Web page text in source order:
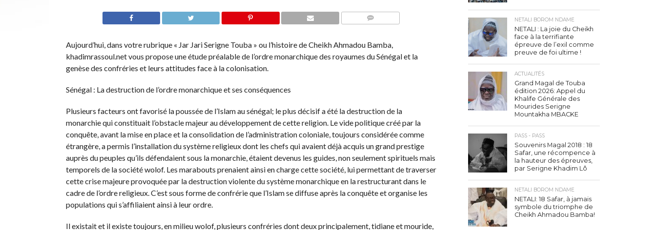
Aujourd’hui, dans votre rubrique « Jar Jari Serigne Touba » ou l’histoire de Cheikh Ahmadou Bamba,
khadimrassoul.net vous propose une étude préalable de l’ordre monarchique des royaumes du Sénégal et la
genèse des confréries et leurs attitudes face à la colonisation.
Sénégal : La destruction de l’ordre monarchique et ses conséquences
Plusieurs facteurs ont favorisé la poussée de l’Islam au sénégal; le plus décisif a été la destruction de la
monarchie qui constituait l’obstacle majeur au développement de cette religion. Le vide politique créé par la
conquête, avant la mise en place et la consolidation de l’administration coloniale, toujours considérée comme
étrangère, a permis l’installation du système religieux dont les chefs qui avaient déjà acquis un grand prestige
auprès du peuples qu’ils défendaient sous la monarchie, étaient devenus les guides, non seulement spirituels mais
temporels de la société wolof. Les marabouts prenaient ainsi en charge cette société, lui permettant de traverser
cette crise majeure provoquée par la destruction violente du système monarchique en la restructurant dans le
cadre de l’ordre religieux. C’est sous forme de confrérie que l’Islam se diffuse après la conquête et organise les
populations qui s’affiliaient ainsi à leur ordre.
Il existait et il existe toujours, en milieu wolof, plusieurs confréries dont deux principalement, tidiane et mouride,
NETALI BOROM NDAME
NETALI : La joie du Cheikh
face à la terrifiante
épreuve de l’exil comme
preuve de foi ultime !
ACTUALITÉS
Grand Magal de Touba
édition 2026: Appel du
Khalife Générale des
Mourides Serigne
Mountakha MBACKE
PASS - PASS
Souvenirs Magal 2018 : 18
Safar, une récompence à
la hauteur des épreuves,
par Serigne Khadim Lô
NETALI BOROM NDAME
NETALI: 18 Safar, à jamais
symbole du triomphe de
Cheikh Ahmadou Bamba!